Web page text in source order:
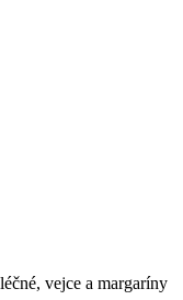
vejce a margaríny